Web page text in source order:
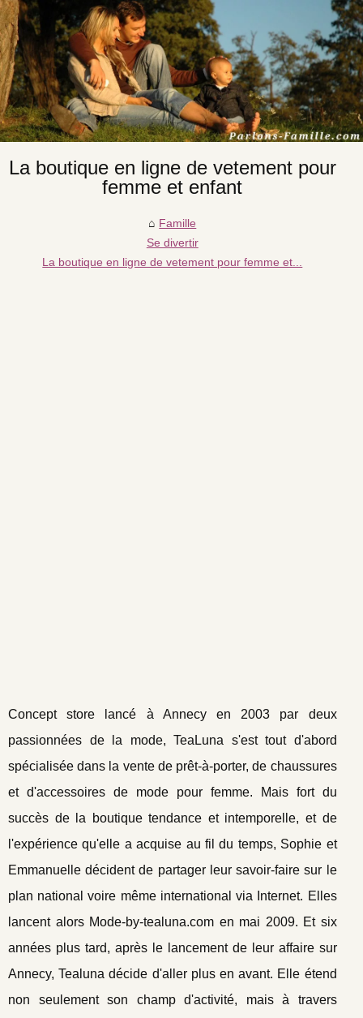
La boutique en ligne de vetement pour
femme et enfant
Famille
Se divertir
La boutique en ligne de vetement pour femme et...
Concept store lancé à Annecy en 2003 par deux
passionnées de la mode, TeaLuna s'est tout d'abord
spécialisée dans la vente de prêt-à-porter, de chaussures
et d'accessoires de mode pour femme. Mais fort du
succès de la boutique tendance et intemporelle, et de
l'expérience qu'elle a acquise au fil du temps, Sophie et
Emmanuelle décident de partager leur savoir-faire sur le
plan national voire même international via Internet. Elles
lancent alors Mode-by-tealuna.com en mai 2009. Et six
années plus tard, après le lancement de leur affaire sur
Annecy, Tealuna décide d'aller plus en avant. Elle étend
non seulement son champ d'activité, mais à travers